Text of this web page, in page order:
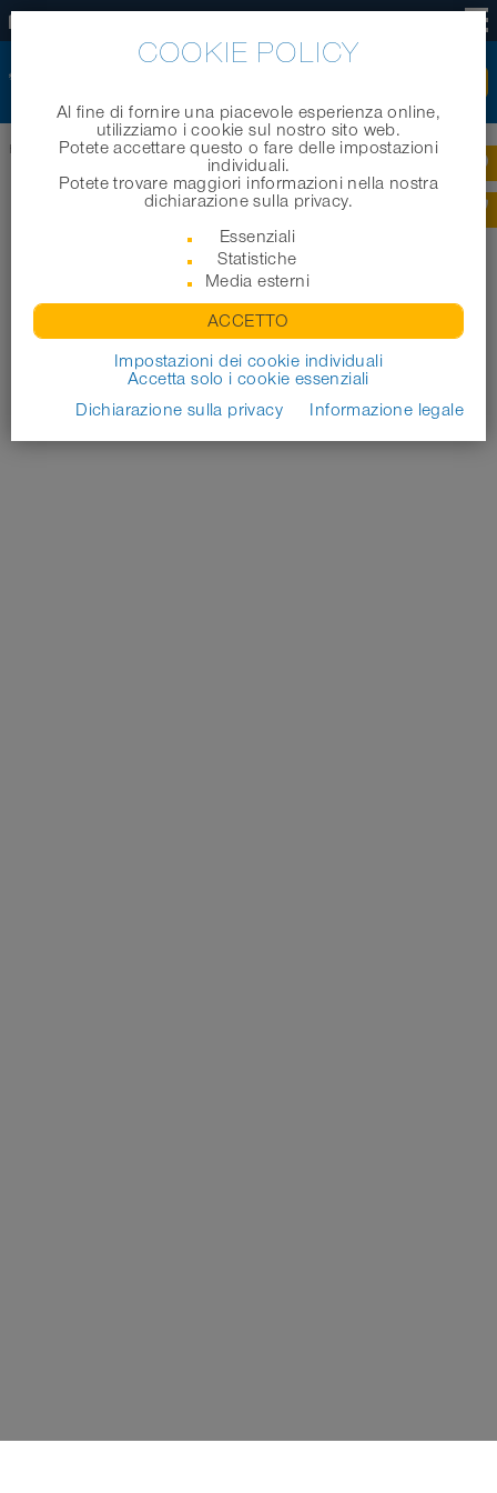
Home Notizie| Archivio 2020|NORRES acquires Dutch Baggerman Group
COOKIE POLICY
Al fine di fornire una piacevole esperienza online,
utilizziamo i cookie sul nostro sito web.
Potete accettare questo o fare delle impostazioni
individuali.
Potete trovare maggiori informazioni nella nostra
dichiarazione sulla privacy.
Essenziali
Statistiche
Media esterni
ACCETTO
Impostazioni dei cookie individuali
Accetta solo i cookie essenziali
Dichiarazione sulla privacy
Informazione legale